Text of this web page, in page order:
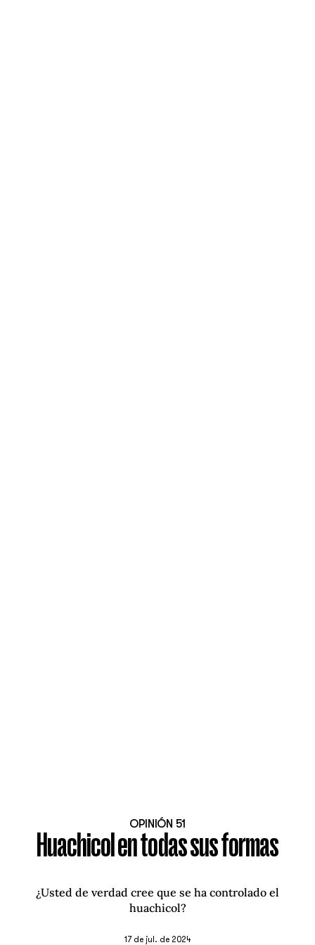
OPINIÓN 51
Huachicol en todas sus formas
¿Usted de verdad cree que se ha controlado el
huachicol?
17 de jul. de 2024